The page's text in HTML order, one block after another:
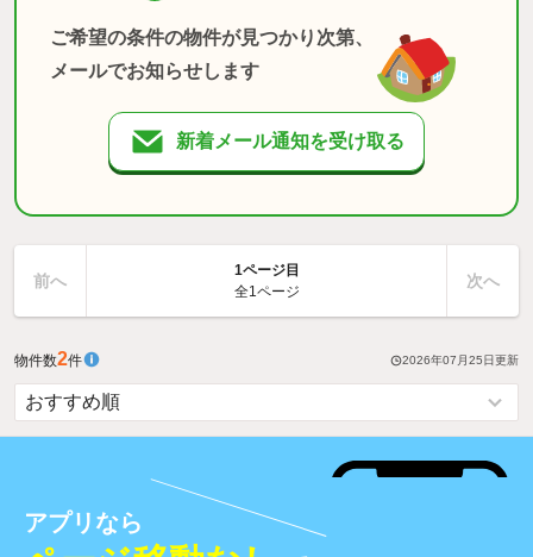
ご希望の条件の物件が見つかり次第、
メールでお知らせします
新着メール通知を受け取る
前へ
1ページ目
全1ページ
次へ
物件数2件 2026年07月25日 更新
アプリなら